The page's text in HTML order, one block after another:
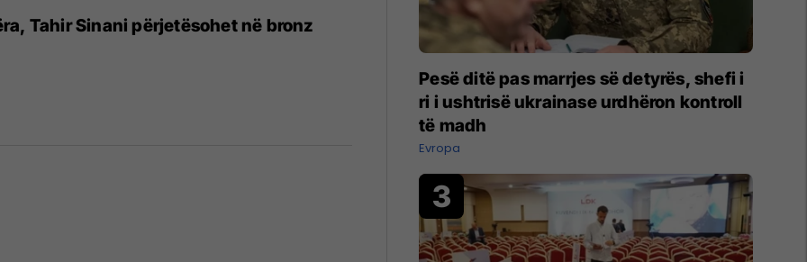
Tahir Sinani përjetësohet në bronz
Pesë ditë pas marrjes së detyrës, shefi i
ri i ushtrisë ukrainase urdhëron kontroll
të madh
Evropa